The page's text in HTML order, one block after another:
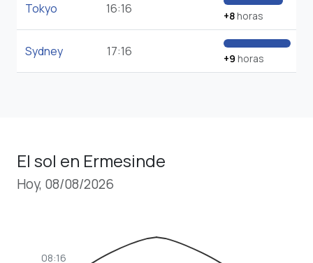
Tokyo 16:16 +8horas
Sydney 17:16 +9 horas
El sol en Ermesinde
Hoy, 08/08/2026
08:16